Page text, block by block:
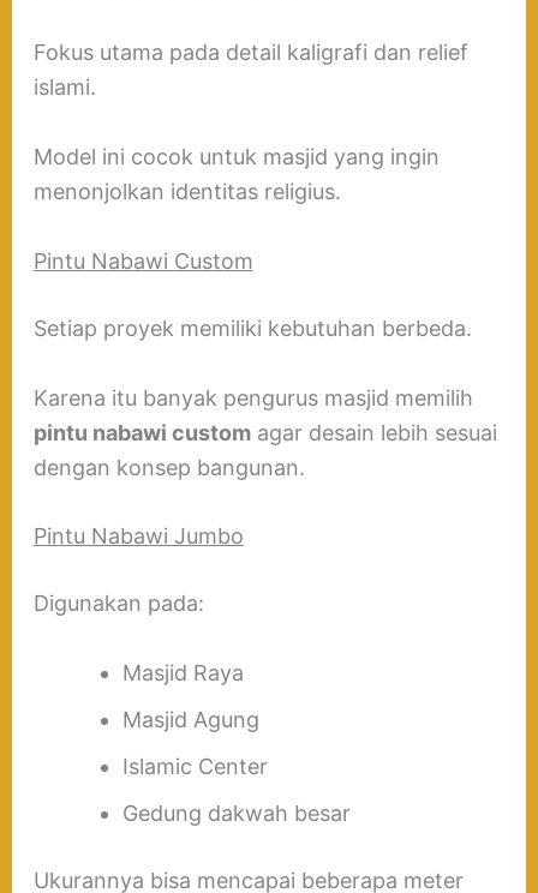
Fokus utama pada detail kaligrafi dan relief
islami.
Model ini cocok untuk masjid yang ingin
menonjolkan identitas religius.
Pintu Nabawi Custom
Setiap proyek memiliki kebutuhan berbeda.
Karena itu banyak pengurus masjid memilih
pintu nabawi customagar desain lebih sesuai
dengan konsep bangunan.
Pintu Nabawi Jumbo
Digunakan pada:
Masjid Raya
Masjid Agung
Islamic Center
Gedung dakwah besar
Ukurannya bisa mencapai beberapa meter